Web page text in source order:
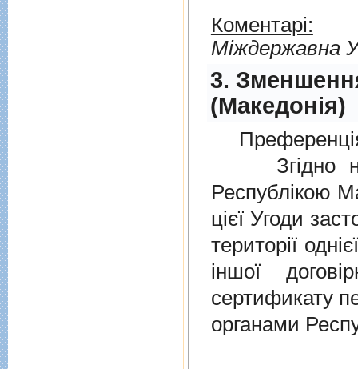
Коментарі:
Мiждержавна
3.
(Македонія)
Згідно
Республікою
цієї Угоди
території
іншої
сертификату
органами